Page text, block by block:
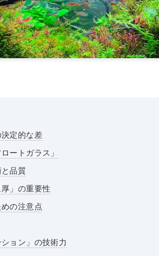
定的な差
ートガラス」
品質
」の重要性
の注意点
ョン」の技術力